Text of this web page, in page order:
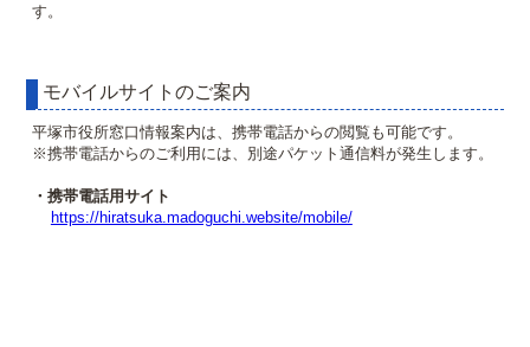
す。
モバイルサイトのご案内
平塚市役所窓口情報案内は、携帯電話からの閲覧も可能です。
※携帯電話からのご利用には、別途パケット通信料が発生します。
・携帯電話用サイト
https://hiratsuka.madoguchi.website/mobile/